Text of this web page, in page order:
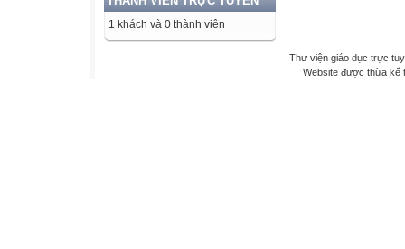
1 khách và 0 thành viên
Thư viện giáo dục trực
Website được thừa kế